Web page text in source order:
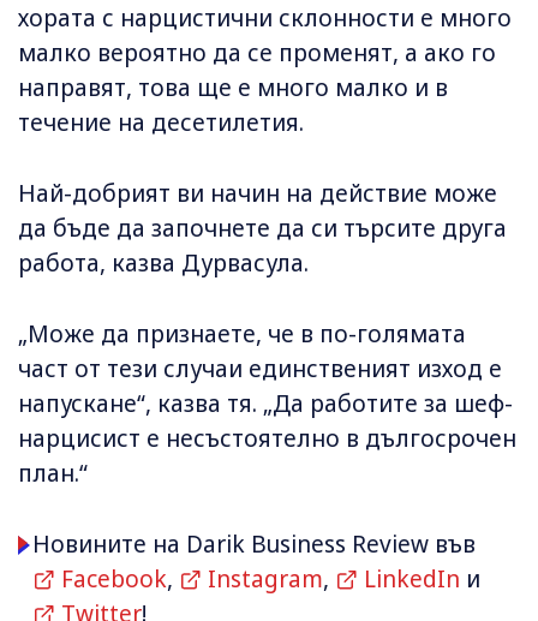
хората с нарцистични склонности е много
малко вероятно да се променят, а ако го
направят, това ще е много малко и в
течение на десетилетия.
Най-добрият ви начин на действие може
да бъде да започнете да си търсите друга
работа, казва Дурвасула.
„Може да признаете, че в по-голямата
част от тези случаи единственият изход е
напускане“, казва тя. „Да работите за шеф-
нарцисист е несъстоятелно в дългосрочен
план.“
Новините на Darik Business Review във
Facebook, Instagram, LinkedIn и
Twitter!